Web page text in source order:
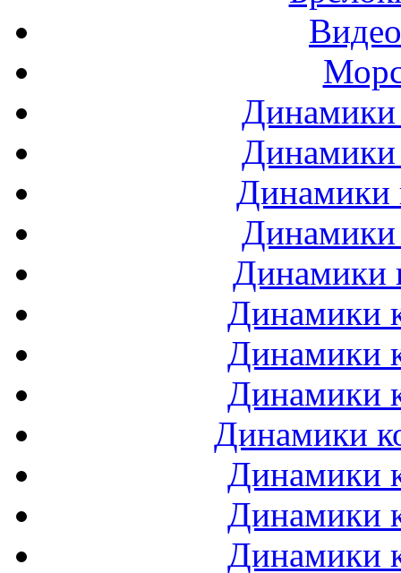
Динамики
Динамики
Динамики
Динамики
Динамики
Динамики
Динамики
Динамики
Динамики
Динамики
Динамики
Динамики